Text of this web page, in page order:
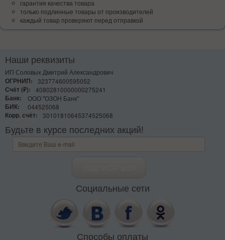
гарантия качества товара
только подлинные товары от производителей
каждый товар проверяют перед отправкой
Наши реквизиты
ИП Соловых Дмитрий Александрович
ОГРНИП:
323774600595052
Счёт (₽):
40802810000000275241
Банк:
ООО "ОЗОН Банк"
БИК:
044525068
Корр. счёт:
30101810645374525068
Будьте в курсе последних акций!
Социальные сети
Способы оплаты